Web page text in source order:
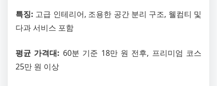
특징: 고급 인테리어, 조용한 공간 분리 구조, 웰컴티 및
다과 서비스 포함
평균 가격대: 60분 기준 18만 원 전후, 프리미엄 코스
25만 원 이상